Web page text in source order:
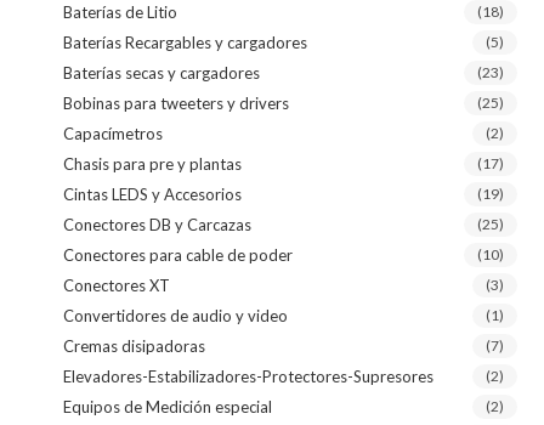
Baterías de Litio (18)
Baterías Recargables y cargadores (5)
Baterías secas y cargadores (23)
Bobinas para tweeters y drivers (25)
Capacímetros (2)
Chasis para pre y plantas (17)
Cintas LEDS y Accesorios (19)
Conectores DB y Carcazas (25)
Conectores para cable de poder (10)
Conectores XT (3)
Convertidores de audio y video (1)
Cremas disipadoras (7)
Elevadores-Estabilizadores-Protectores-Supresores (2)
Equipos de Medición especial (2)